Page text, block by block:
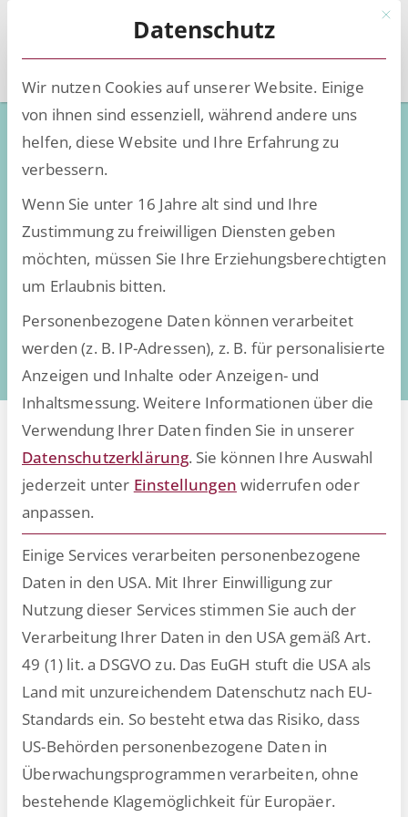
Optimieren Sie Ihr HR-
Ticketing-System mit
fortschrittlichen Tools
Welche Vorteile bietet ein
fortschrittliches HR-Ticketing-
System? Und wie kann man es in
verschiedene HR-Systeme
implementieren? Wir klären die
wichtigsten Fragen.
Startseite »HR-Ratgeber»Optimieren Sie Ihr HR-
Ticketing-System mit fortschrittlichen Tools
Mit
Datenschutz
Wir nutzen Cookies auf unserer Website. Einige
von ihnen sind essenziell, während andere uns
helfen, diese Website und Ihre Erfahrung zu
verbessern.
Wenn Sie unter 16 Jahre alt sind und Ihre
Zustimmung zu freiwilligen Diensten geben
möchten, müssen Sie Ihre Erziehungsberechtigten
um Erlaubnis bitten.
Personenbezogene Daten können verarbeitet
werden (z. B. IP-Adressen), z. B. für personalisierte
Anzeigen und Inhalte oder Anzeigen- und
Inhaltsmessung. Weitere Informationen über die
Verwendung Ihrer Daten finden Sie in unserer
Datenschutzerklärung. Sie können Ihre Auswahl
jederzeit unter Einstellungen widerrufen oder
anpassen.
Einige Services verarbeiten personenbezogene
Daten in den USA. Mit Ihrer Einwilligung zur
Nutzung dieser Services stimmen Sie auch der
Verarbeitung Ihrer Daten in den USA gemäß Art.
49 (1) lit. a DSGVO zu. Das EuGH stuft die USA als
Land mit unzureichendem Datenschutz nach EU-
Standards ein. So besteht etwa das Risiko, dass
US-Behörden personenbezogene Daten in
Überwachungsprogrammen verarbeiten, ohne
bestehende Klagemöglichkeit für Europäer.